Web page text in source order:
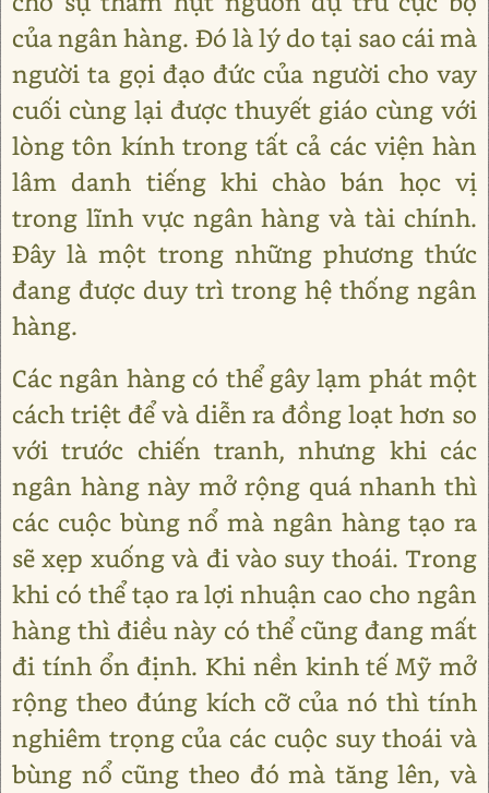
của ngân hàng. Đó là lý do tại sao cái mà
người ta gọi đạo đức của người cho vay
cuối cùng lại được thuyết giáo cùng với
lòng tôn kính trong tất cả các viện hàn
lâm danh tiếng khi chào bán học vị
trong lĩnh vực ngân hàng và tài chính.
Đây là một trong những phương thức
đang được duy trì trong hệ thống ngân
hàng.
Các ngân hàng có thể gây lạm phát một
cách triệt để và diễn ra đồng loạt hơn so
với trước chiến tranh, nhưng khi các
ngân hàng này mở rộng quá nhanh thì
các cuộc bùng nổ mà ngân hàng tạo ra
sẽ xẹp xuống và đi vào suy thoái. Trong
khi có thể tạo ra lợi nhuận cao cho ngân
hàng thì điều này có thể cũng đang mất
đi tính ổn định. Khi nền kinh tế Mỹ mở
rộng theo đúng kích cỡ của nó thì tính
nghiêm trọng của các cuộc suy thoái và
bùng nổ cũng theo đó mà tăng lên, và